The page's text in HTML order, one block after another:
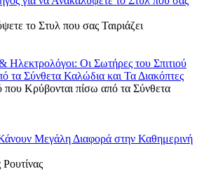
το Στυλ που σας Ταιριάζει
Ηλεκτρολόγοι: Οι Σωτήρες του Σπιτιού
τα Σύνθετα Καλώδια και Τα Διακόπτες
που Κρύβονται πίσω από τα Σύνθετα
Μεγάλη Διαφορά στην Καθημερινή